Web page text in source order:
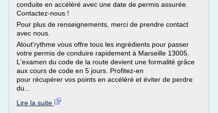
conduite en accéléré avec une date de permis assurée.
Contactez-nous !
Pour plus de renseignements, merci de prendre contact
avec nous.
Atout'rythme vous offre tous les ingrédients pour passer
votre permis de conduire rapidement à Marseille 13005.
L'examen du code de la route devient une formalité grâce
aux cours de code en 5 jours. Profitez-en
pour récupérer vos points en accéléré et éviter de perdre
du...
Lire la suite